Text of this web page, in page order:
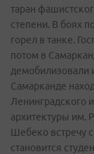
таран
степени. В боях
горел в танке.
потом в
демобилизовали
Самарканде
Ленинградского
архитектуры им.
Шебеко встречу
становится